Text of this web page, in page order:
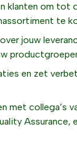
klanten om tot
te
jouw
en zet
met collega’s
Assurance,